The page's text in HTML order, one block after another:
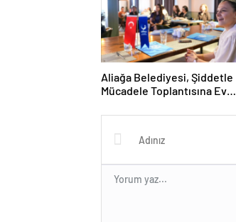
Aliağa Belediyesi, Şiddetle
Mücadele Toplantısına Ev